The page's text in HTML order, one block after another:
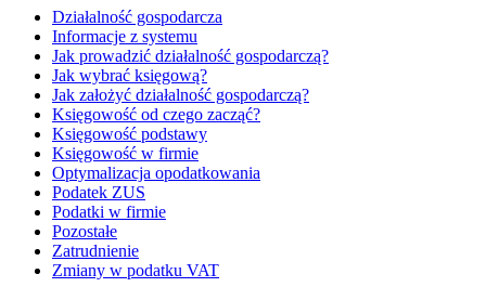
Działalność gospodarcza
Informacje z systemu
Jak prowadzić działalność gospodarczą?
Jak wybrać księgową?
Jak założyć działalność gospodarczą?
Księgowość od czego zacząć?
Księgowość podstawy
Księgowość w firmie
Optymalizacja opodatkowania
Podatek ZUS
Podatki w firmie
Pozostałe
Zatrudnienie
Zmiany w podatku VAT